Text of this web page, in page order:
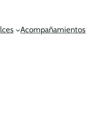
Acompañamientos